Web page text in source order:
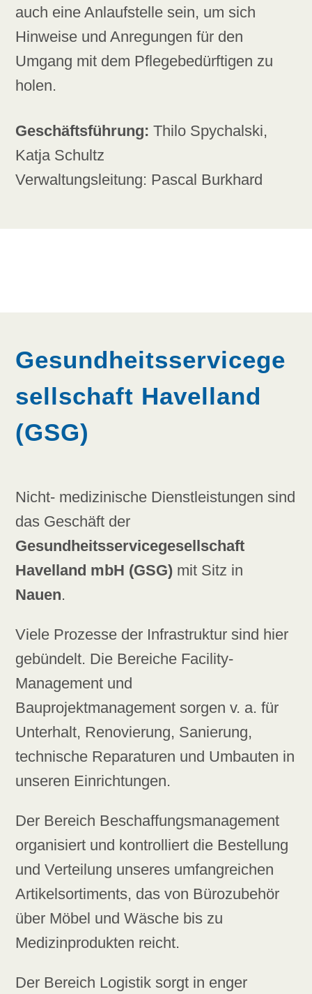
auch eine Anlaufstelle sein, um sich
Hinweise und Anregungen für den
Umgang mit dem Pflegebedürftigen zu
holen.
Geschäftsführung: Thilo Spychalski,
Katja Schultz
Verwaltungsleitung: Pascal Burkhard
Gesundheitsservicege
sellschaft Havelland
(GSG)
Nicht- medizinische Dienstleistungen sind
das Geschäft der
Gesundheitsservicegesellschaft
Havelland mbH (GSG) mit Sitz in
Nauen.
Viele Prozesse der Infrastruktur sind hier
gebündelt. Die Bereiche Facility-
Management und
Bauprojektmanagement sorgen v. a. für
Unterhalt, Renovierung, Sanierung,
technische Reparaturen und Umbauten in
unseren Einrichtungen.
Der Bereich Beschaffungsmanagement
organisiert und kontrolliert die Bestellung
und Verteilung unseres umfangreichen
Artikelsortiments, das von Bürozubehör
über Möbel und Wäsche bis zu
Medizinprodukten reicht.
Der Bereich Logistik sorgt in enger